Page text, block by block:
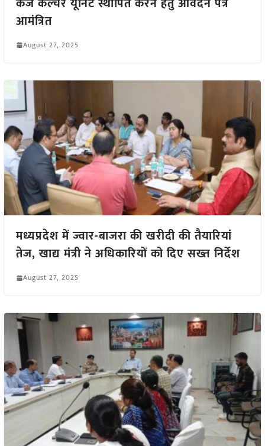
आमंत्रित
August 27, 2025
मध्यप्रदेश में ज्वार-बाजरा की खरीदी की तैयारियां
तेज, खाद्य मंत्री ने अधिकारियों को दिए सख्त निर्देश
August 27, 2025